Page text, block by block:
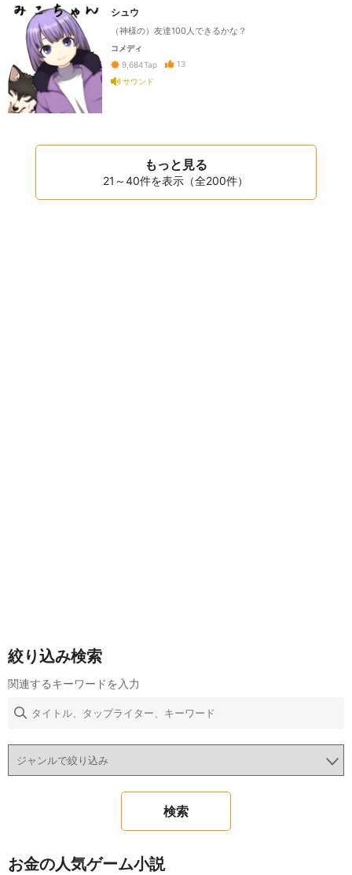
シュウ
（神様の）友達100人できるかな？
コメディ
9,684Tap
13
サウンド
もっと見る
21～40件を表示（全200件）
絞り込み検索
関連するキーワードを入力
お金の人気ゲーム小説